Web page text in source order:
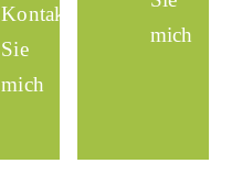
Kontaktieren
Sie
mich
mich